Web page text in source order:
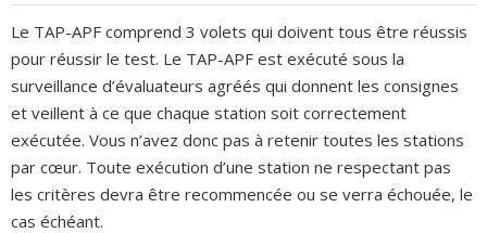
Le TAP-APF comprend 3 volets qui doivent tous être réussis
pour réussir le test. Le TAP-APF est exécuté sous la
surveillance d’évaluateurs agréés qui donnent les consignes
et veillent à ce que chaque station soit correctement
exécutée. Vous n’avez donc pas à retenir toutes les stations
par cœur. Toute exécution d’une station ne respectant pas
les critères devra être recommencée ou se verra échouée, le
cas échéant.